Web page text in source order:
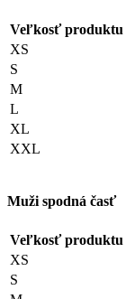
Veľkosť produktu
XS
S
M
L
XL
XXL
Muži spodná časť
Veľkosť produktu
XS
S